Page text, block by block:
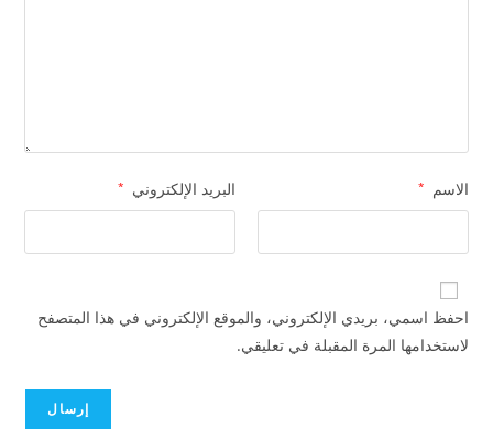
الاسم * البريد الإلكتروني *
احفظ اسمي، بريدي الإلكتروني، والموقع الإلكتروني في هذا المتصفح
لاستخدامها المرة المقبلة في تعليقي.